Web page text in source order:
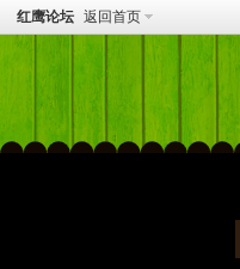
红鹰论坛 返回首页